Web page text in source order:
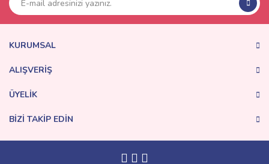
Ürün açıklamasında eksik bilgiler bulunuyor.
Ürün bilgilerinde hatalar bulunuyor.
KURUMSAL
ALIŞVERİŞ
ÜYELİK
BİZİ TAKİP EDİN